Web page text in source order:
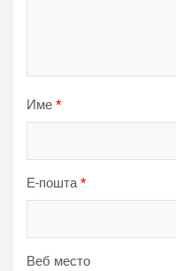
Име *
Е-пошта*
Веб место